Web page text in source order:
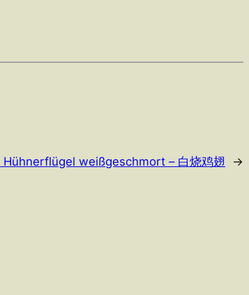
Hühnerflügel weißgeschmort – 白烧鸡翅 →